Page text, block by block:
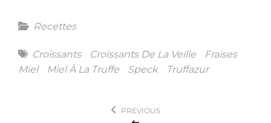
Categories
Recettes
Tags
Croissants Croissants De La Veille
Fraises
Miel
Miel À La Truffe Speck Truffazur
PREVIOUS